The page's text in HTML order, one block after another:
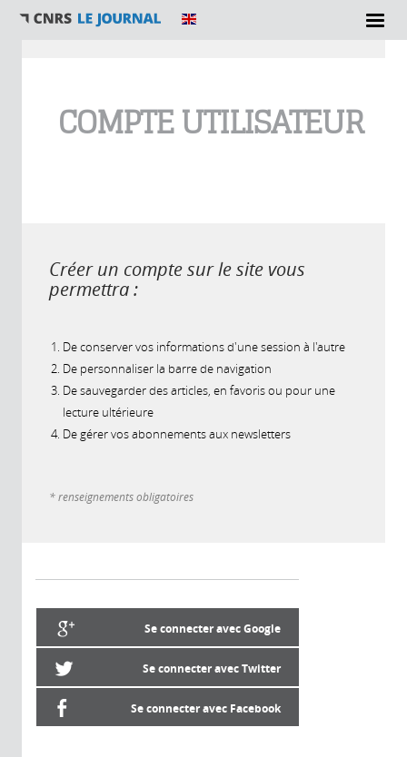
COMPTE UTILISATEUR
Créer un compte sur le site vous
permettra :
De conserver vos informations d'une session à l'autre
De personnaliser la barre de navigation
De sauvegarder des articles, en favoris ou pour une
lecture ultérieure
De gérer vos abonnements aux newsletters
* renseignements obligatoires
Se connecter avec Google
Se connecter avec Twitter
Se connecter avec Facebook